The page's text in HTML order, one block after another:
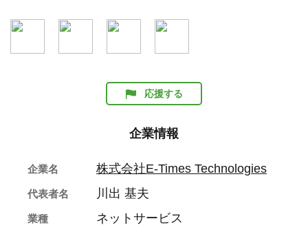
応援する
企業情報
企業名 株式会社E-Times Technologies
代表者名 川出 基夫
業種 ネットサービス